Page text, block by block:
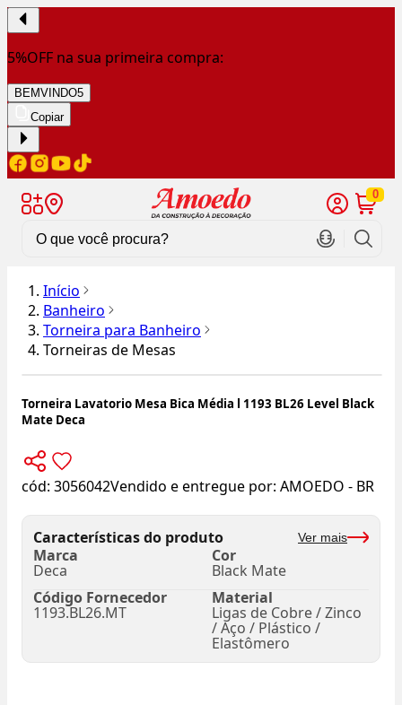
5%OFF na sua primeira compra:
BEMVINDO5
Copiar
0
Início
Banheiro
Torneira para Banheiro
Torneiras de Mesas
Torneira Lavatorio Mesa Bica Média l 1193 BL26 Level Black
Mate Deca
cód: 3056042Vendido e entregue por: AMOEDO - BR
Características do produto Ver mais
Marca
Deca
Cor
Black Mate
Código Fornecedor
1193.BL26.MT
Material
Ligas de Cobre / Zinco
/ Aço / Plástico /
Elastômero